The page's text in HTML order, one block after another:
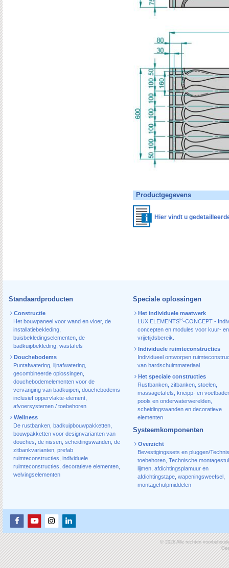
Productgegevens
Hier vindt u
Standaardproducten
Constructie
Het bouwpaneel voor wand en vloer, de
installatiebekleding
buisbekledingselementen de
badkuipbekleding wastafels
Douchebodems
Puntafwatering lijnafwatering
gecombineerde oplossingen
douchebodemelementen voor de
vervanging van badkuipen douchebodems
inclusief oppervlakte-element
afvoersystemen / toebehoren
Wellness
De rustbanken badkuipbouwpakketten
bouwpakketten voor designvarianten van
douches de nissen scheidingswanden de
zitbankvarianten prefab
ruimteconstructies individuele
ruimteconstructies decoratieve elementen
welvingselementen
Speciale oplossingen
Het individuele maatwerk
LUX ELEMENTS®-CONCEPT -
concepten en modules voor kuur- en
vrijetijdsbereik.
Individuele ruimteconstructies
Individueel ontworpen
van hardschuimmateriaal.
Het speciale constructies
Rustbanken, zitbanken, stoelen,
massagetafels, kneipp- en
pools en onderwaterwerelden,
scheidingswanden en decoratieve
elementen
Systeemkomponenten
Overzicht
Bevestigingssets en pluggen/
toebehoren, Technische
lijmen, afdichtingsplamuur en
afdichtingstape, wapeningsweefsel,
montagehulpmiddelen
© 2026 Alle rechten